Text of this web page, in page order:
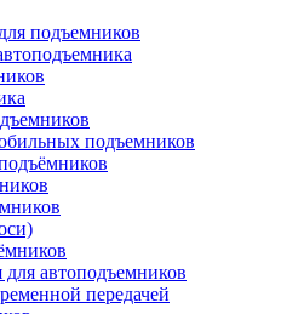
подъемников
подъемников
автоподъемников
передачей